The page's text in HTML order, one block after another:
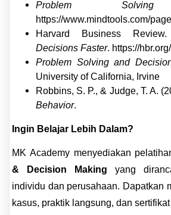
Problem Solving
https://www.mindtools.com/
Harvard Business
Decisions Faster. https://hbr.org/
Problem Solving and
University of California, Irvine
Robbins, S. P., & Judge, T. A.
Behavior.
Ingin Belajar Lebih Dalam?
MK Academy menyediakan
& Decision Making yang
individu dan perusahaan. Dapatkan
kasus, praktik langsung, dan